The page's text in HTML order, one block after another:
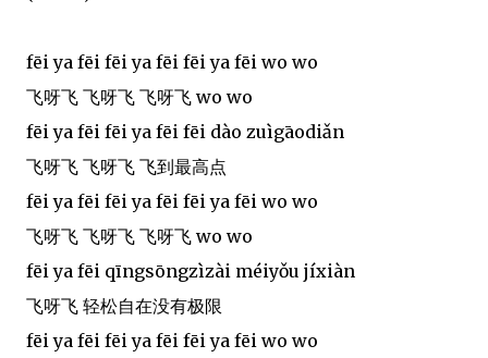
fēi ya fēi fēi ya fēi fēi ya fēi wo wo
飞呀飞 飞呀飞 飞呀飞 wo wo
fēi ya fēi fēi ya fēi fēi dào zuìgāodiǎn
飞呀飞 飞呀飞 飞到最高点
fēi ya fēi fēi ya fēi fēi ya fēi wo wo
飞呀飞 飞呀飞 飞呀飞 wo wo
fēi ya fēi qīngsōngzìzài méiyǒu jíxiàn
飞呀飞 轻松自在没有极限
fēi ya fēi fēi ya fēi fēi ya fēi wo wo